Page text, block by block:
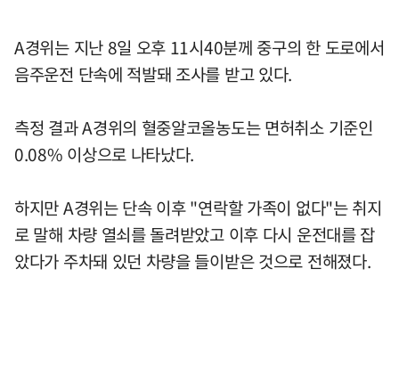
A경위는 지난 8일 오후 11시40분께 중구의 한 도로에서
음주운전 단속에 적발돼 조사를 받고 있다.
측정 결과 A경위의 혈중알코올농도는 면허취소 기준인
0.08% 이상으로 나타났다.
하지만 A경위는 단속 이후 "연락할 가족이 없다"는 취지
로 말해 차량 열쇠를 돌려받았고 이후 다시 운전대를 잡
았다가 주차돼 있던 차량을 들이받은 것으로 전해졌다.